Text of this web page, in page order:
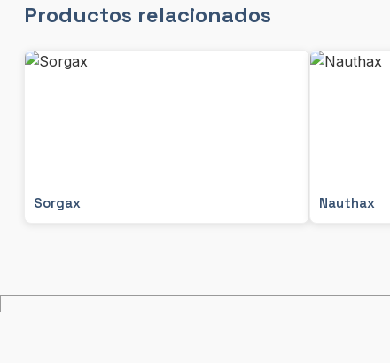
Productos relacionados
Sorgax Nauthax